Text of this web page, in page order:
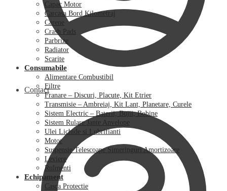
Contact
Capac Motor
Carcasa Bord Kilometraj
Carene
Crash Pads
Parbrize
Radiator
Scarite
Consumabile
Alimentare Combustibil
Filtre
Franare – Discuri, Placute, Kit Etrier
Transmisie – Ambreiaj, Kit Lant, Planetare, Curele
Sistem Electric – Baterii, Bujii, Bobine
Sistem Rulare Jante Anvelope
Ulei Lichide si Lubrifianti
Motor
Suspensie Telescoape Simeringuri Amortizoare
Leviere
Rulmenti
Echipament
Casca Protectie